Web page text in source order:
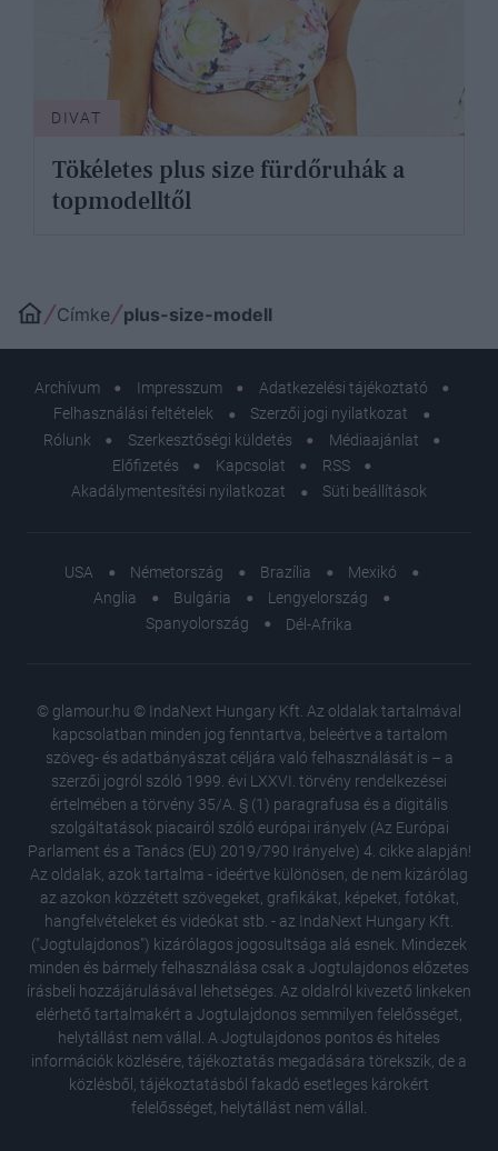
DIVAT
Tökéletes plus size fürdőruhák a
topmodelltől
Címke plus-size-modell
Archívum Impresszum
Adatkezelési tájékoztató
Felhasználási feltételek
Szerzői jogi nyilatkozat
Rólunk
Szerkesztőségi küldetés
Médiaajánlat
Előfizetés
Kapcsolat
RSS
Akadálymentesítési nyilatkozat
Süti beállítások
USA Németország Brazília
Mexikó
Anglia
Bulgária
Lengyelország
Spanyolország
Dél-Afrika
© glamour.hu © IndaNext Hungary Kft. Az oldalak tartalmával
kapcsolatban minden jog fenntartva, beleértve a tartalom
szöveg- és adatbányászat céljára való felhasználását is – a
szerzői jogról szóló 1999. évi LXXVI. törvény rendelkezései
értelmében a törvény 35/A. § (1) paragrafusa és a digitális
szolgáltatások piacairól szóló európai irányelv (Az Európai
Parlament és a Tanács (EU) 2019/790 Irányelve) 4. cikke alapján!
Az oldalak, azok tartalma - ideértve különösen, de nem kizárólag
az azokon közzétett szövegeket, grafikákat, képeket, fotókat,
hangfelvételeket és videókat stb. - az IndaNext Hungary Kft.
("Jogtulajdonos") kizárólagos jogosultsága alá esnek. Mindezek
minden és bármely felhasználása csak a Jogtulajdonos előzetes
írásbeli hozzájárulásával lehetséges. Az oldalról kivezető linkeken
elérhető tartalmakért a Jogtulajdonos semmilyen felelősséget,
helytállást nem vállal. A Jogtulajdonos pontos és hiteles
információk közlésére, tájékoztatás megadására törekszik, de a
közlésből, tájékoztatásból fakadó esetleges károkért
felelősséget, helytállást nem vállal.